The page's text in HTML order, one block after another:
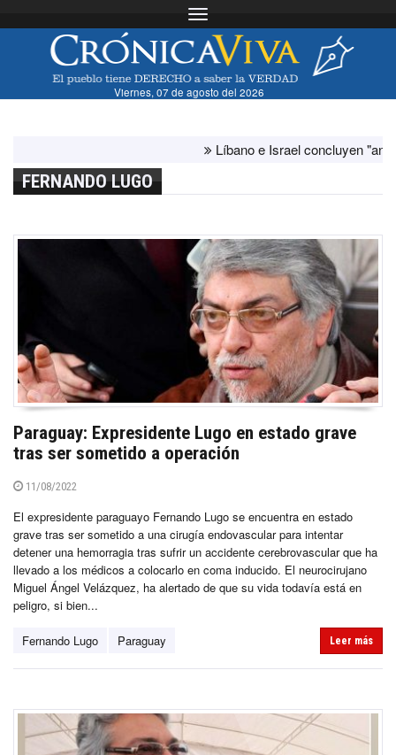
Toggle navigation
Viernes, 07 de agosto del 2026
Líbano e Israel concluyen "antes de
FERNANDO LUGO
Paraguay: Expresidente Lugo en estado grave
tras ser sometido a operación
11/08/2022
El expresidente paraguayo Fernando Lugo se encuentra en estado
grave tras ser sometido a una cirugía endovascular para intentar
detener una hemorragia tras sufrir un accidente cerebrovascular que ha
llevado a los médicos a colocarlo en coma inducido. El neurocirujano
Miguel Ángel Velázquez, ha alertado de que su vida todavía está en
peligro, si bien...
Fernando Lugo Paraguay Leer más